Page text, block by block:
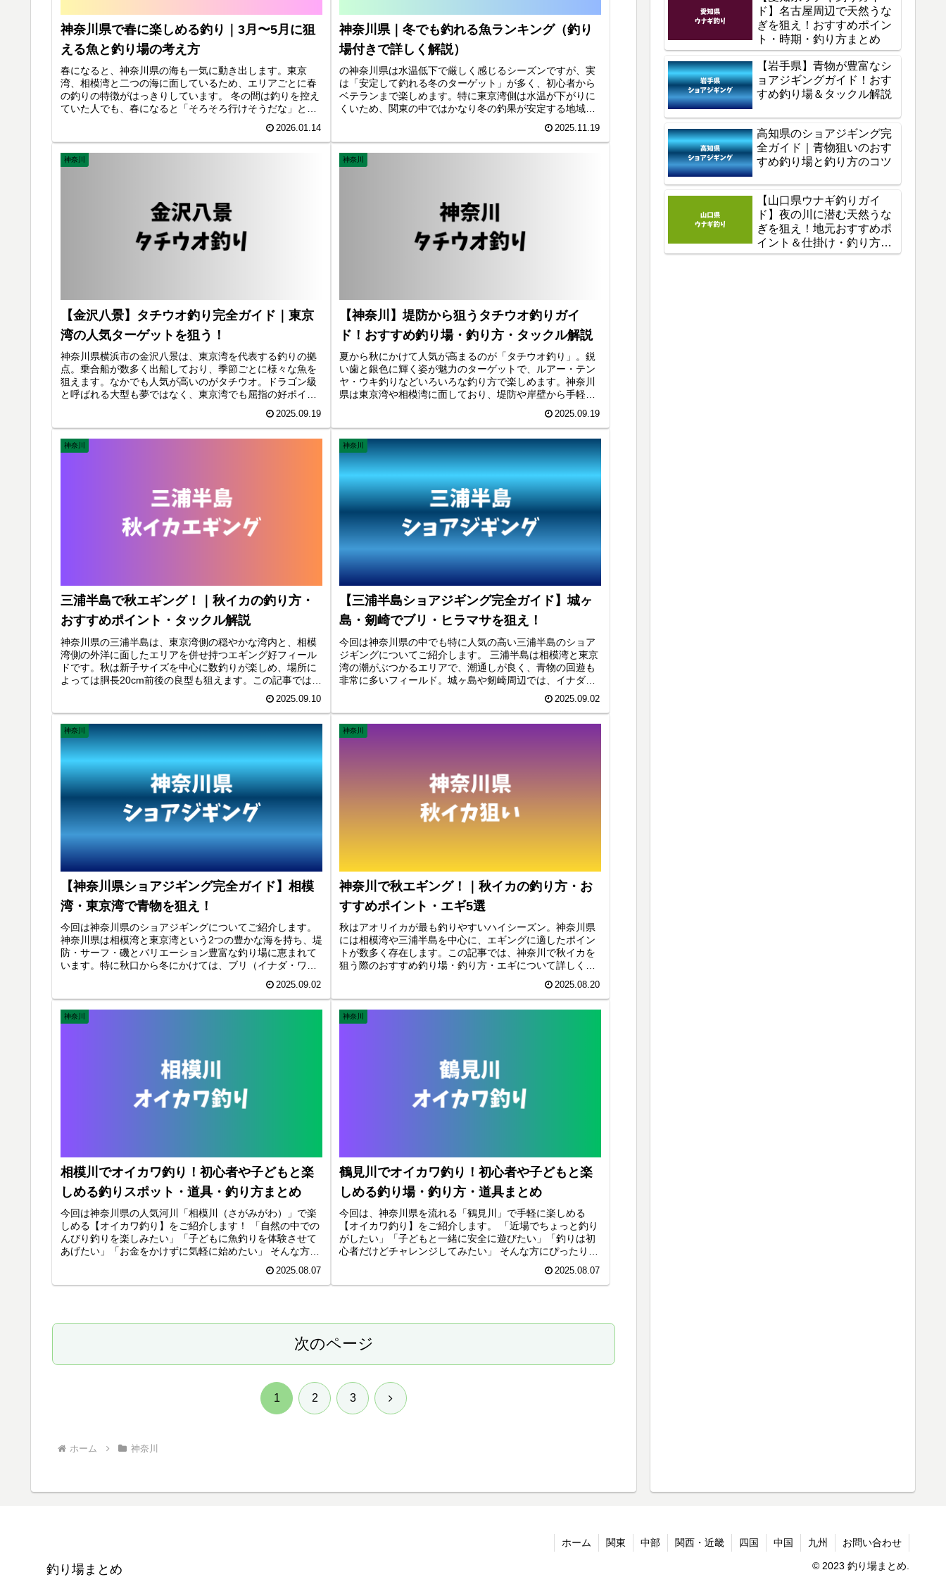
神奈川県で春に楽しめる釣り｜3月〜5月に狙
える魚と釣り場の考え方
春になると、神奈川県の海も一気に動き出します。東京
湾、相模湾と二つの海に面しているため、エリアごとに春
の釣りの特徴がはっきりしています。 冬の間は釣りを控え
ていた人でも、春になると「そろそろ行けそうだな」と感
2026.01.14
神奈川県｜冬でも釣れる魚ランキング（釣り
場付きで詳しく解説）
の神奈川県は水温低下で厳しく感じるシーズンですが、実
は「安定して釣れる冬のターゲット」が多く、初心者から
ベテランまで楽しめます。特に東京湾側は水温が下がりに
くいため、関東の中ではかなり冬の釣果が安定する地域で
2025.11.19
神奈川
【金沢八景】タチウオ釣り完全ガイド｜東京
湾の人気ターゲットを狙う！
神奈川県横浜市の金沢八景は、東京湾を代表する釣りの拠
点。乗合船が数多く出船しており、季節ごとに様々な魚を
狙えます。なかでも人気が高いのがタチウオ。ドラゴン級
と呼ばれる大型も夢ではなく、東京湾でも屈指の好ポイン
力 アクセス抜群 横浜市内から電車・車でいける。
2025.09.19
神奈川
【神奈川】堤防から狙うタチウオ釣りガイ
ド！おすすめ釣り場・釣り方・タックル解説
夏から秋にかけて人気が高まるのが「タチウオ釣り」。鋭
い歯と銀色に輝く姿が魅力のターゲットで、ルアー・テン
ヤ・ウキ釣りなどいろいろな釣り方で楽しめます。神奈川
県は東京湾や相模湾に面しており、堤防や岸壁から手軽に
のタチウオ釣り場、釣り方のコツ、そしておすすめのタッ
クルをご紹介。
2025.09.19
神奈川
三浦半島で秋エギング！｜秋イカの釣り方・
おすすめポイント・タックル解説
神奈川県の三浦半島は、東京湾側の穏やかな湾内と、相模
湾側の外洋に面したエリアを併せ持つエギング好フィール
ドです。秋は新子サイズを中心に数釣りが楽しめ、場所に
よっては胴長20cm前後の良型も狙えます。この記事では、
三浦半島での秋イカのおすすめポイント・釣り方・エギン
2025.09.10
神奈川
【三浦半島ショアジギング完全ガイド】城ヶ
島・剱崎でブリ・ヒラマサを狙え！
今回は神奈川県の中でも特に人気の高い三浦半島のショア
ジギングについてご紹介します。 三浦半島は相模湾と東京
湾の潮がぶつかるエリアで、潮通しが良く、青物の回遊も
非常に多いフィールド。城ヶ島や剱崎周辺では、イナダ・
ワラサからヒラマサ、さらにはサワラまで狙える全国屈指
2025.09.02
神奈川
【神奈川県ショアジギング完全ガイド】相模
湾・東京湾で青物を狙え！
今回は神奈川県のショアジギングについてご紹介します。
神奈川県は相模湾と東京湾という2つの豊かな海を持ち、堤
防・サーフ・磯とバリエーション豊富な釣り場に恵まれて
います。特に秋口から冬にかけては、ブリ（イナダ・ワラ
サ）、サワラ、タチウオなど回遊魚のショアジギングが盛
んで、都市部からのアクセスの良さも人気の 場所です。
2025.09.02
神奈川
神奈川で秋エギング！｜秋イカの釣り方・お
すすめポイント・エギ5選
秋はアオリイカが最も釣りやすいハイシーズン。神奈川県
には相模湾や三浦半島を中心に、エギングに適したポイン
トが数多く存在します。この記事では、神奈川で秋イカを
狙う際のおすすめ釣り場・釣り方・エギについて詳しく紹
介します。 神奈川で秋イカが釣れるおすすめポイント 三浦
半島エリア 三崎港周辺 神奈川を代表する場所をご紹介
2025.08.20
神奈川
相模川でオイカワ釣り！初心者や子どもと楽
しめる釣りスポット・道具・釣り方まとめ
今回は神奈川県の人気河川「相模川（さがみがわ）」で楽
しめる【オイカワ釣り】をご紹介します！ 「自然の中での
んびり釣りを楽しみたい」「子どもに魚釣りを体験させて
あげたい」「お金をかけずに気軽に始めたい」 そんな方に
おすすめなのが、相模川のオイカワ釣りです。 この記事で
2025.08.07
神奈川
鶴見川でオイカワ釣り！初心者や子どもと楽
しめる釣り場・釣り方・道具まとめ
今回は、神奈川県を流れる「鶴見川」で手軽に楽しめる
【オイカワ釣り】をご紹介します。 「近場でちょっと釣り
がしたい」「子どもと一緒に安全に遊びたい」「釣りは初
心者だけどチャレンジしてみたい」 そんな方にぴったりな
のが、街なかを流れる鶴見川でのオイカワ釣りです。 この
記事では、鶴見川でオイカワが釣れるおすすめポイント。
2025.08.07
次のページ
1 2 3 次
ホーム 神奈川
ド】名古屋周辺で天然うな
ぎを狙え！おすすめポイン
ト・時期・釣り方まとめ
【岩手県】青物が豊富なシ
ョアジギングガイド！おす
すめ釣り場＆タックル解説
高知県のショアジギング完
全ガイド｜青物狙いのおす
すめ釣り場と釣り方のコツ
【山口県ウナギ釣りガイ
ド】夜の川に潜む天然うな
ぎを狙え！地元おすすめポ
イント＆仕掛け・釣り方を
徹底解説
釣り場まとめ
ホーム 関東 中部 関西・近畿 四国 中国 九州 お問い合わせ
© 2023 釣り場まとめ.